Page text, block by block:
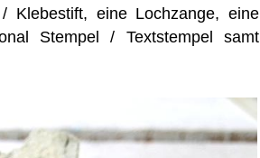
Klebestift, eine Lochzange, eine
Stempel / Textstempel samt